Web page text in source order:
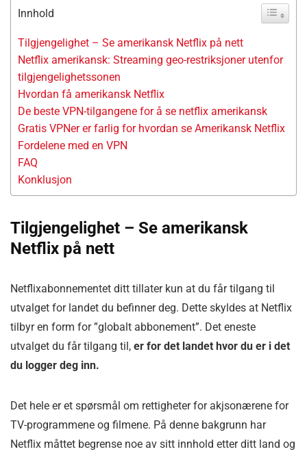
Innhold
Tilgjengelighet – Se amerikansk Netflix på nett
Netflix amerikansk: Streaming geo-restriksjoner utenfor
tilgjengelighetssonen
Hvordan få amerikansk Netflix
De beste VPN-tilgangene for å se netflix amerikansk
Gratis VPNer er farlig for hvordan se Amerikansk Netflix
Fordelene med en VPN
FAQ
Konklusjon
Tilgjengelighet – Se amerikansk
Netflix på nett
Netflixabonnementet ditt tillater kun at du får tilgang til
utvalget for landet du befinner deg. Dette skyldes at Netflix
tilbyr en form for ”globalt abbonement”. Det eneste
utvalget du får tilgang til, er for det landet hvor du er i det
du logger deg inn.
Det hele er et spørsmål om rettigheter for akjsonærene for
TV-programmene og filmene. På denne bakgrunn har
Netflix måttet begrense noe av sitt innhold etter ditt land og